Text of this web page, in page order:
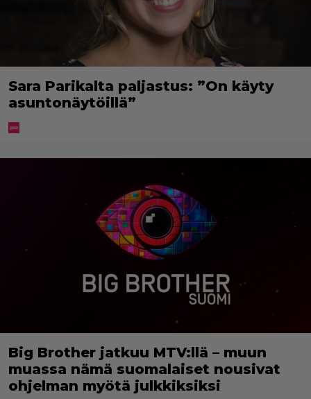
Sara Parikalta paljastus: ”On käyty
asuntonäytöillä”
Big Brother jatkuu MTV:llä – muun
muassa nämä suomalaiset nousivat
ohjelman myötä julkkiksiksi